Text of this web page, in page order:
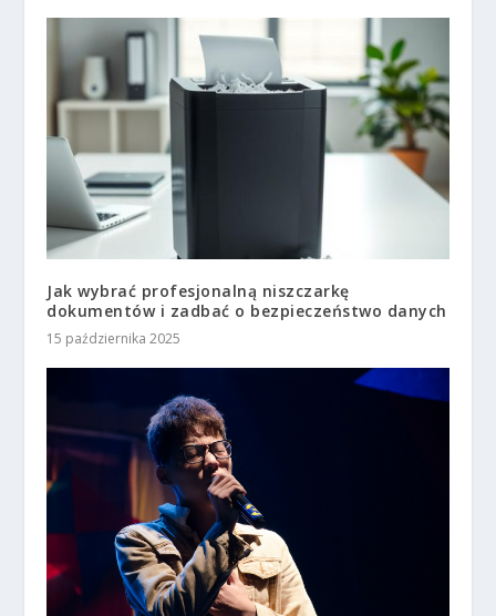
Jak wybrać profesjonalną niszczarkę
dokumentów i zadbać o bezpieczeństwo danych
15 października 2025